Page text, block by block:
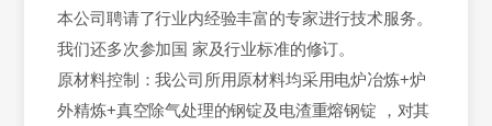
本公司聘请了行业内经验丰富的专家进行技术服务。
我们还多次参加国 家及行业标准的修订。
原材料控制：我公司所用原材料均采用电炉冶炼+炉
外精炼+真空除气处理的钢锭及电渣重熔钢锭 ，对其